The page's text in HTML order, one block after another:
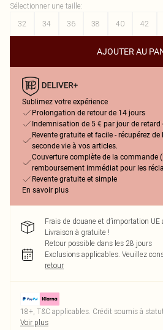
Sélectionner une taille:
32
34 36 38 40 42
AJOUTER AU
Sublimez votre expérience
Prolongation de retour de 14 jours
Indemnisation de 5 € par jour de retard
Revente gratuite et facile - récupérez
seconde vie à vos articles.
Couverture complète de la commande
remboursement immédiat pour les
Revente gratuite et simple
En savoir plus
Frais de douane et d’importation
Livraison à gratuite !
Retour possible dans les 28 jours
Exclusions applicables. Veuillez
retour
18+, T&C applicables. Crédit soumis à
Voir plus